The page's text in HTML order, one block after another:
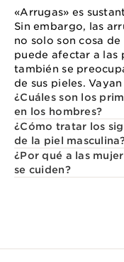
«Arrugas» es
Sin embargo, las
no solo son cosa de
puede afectar a las
también se
de sus pieles.
¿Cuáles son los
en los hombres?
¿Cómo tratar los
de la piel
¿Por qué a las
se cuiden?